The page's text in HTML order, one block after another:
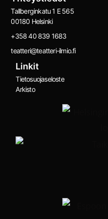
Tallberginkatu 1 E 565
00180 Helsinki
+358 40 839 1683
teatteri@teatteri-ilmio.fi
Linkit
Tietosuojaseloste
Arkisto